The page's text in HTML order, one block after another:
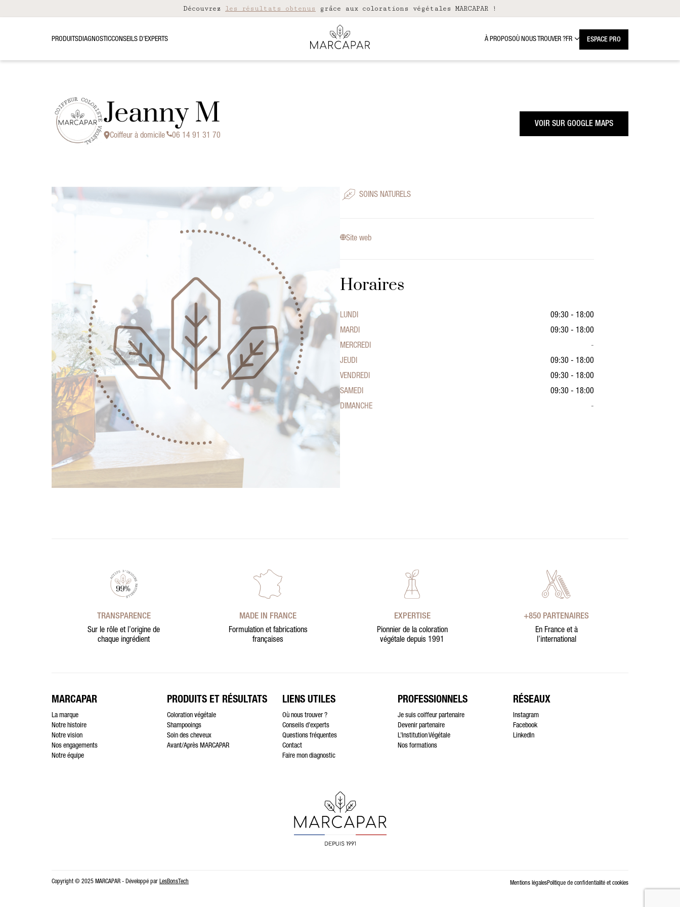
Découvrez les résultats obtenus grâce aux colorations végétales MARCAPAR !
PRODUITSDIAGNOSTICCONSEILS D’EXPERTS À PROPOSOÙ NOUS TROUVER ?FR ESPACE PRO
Jeanny M
Coiffeur à domicile 06 14 91 31 70
VOIR SUR GOOGLE MAPS
SOINS NATURELS
Site web
Horaires
LUNDI
09:30 - 18:00
MARDI
09:30 - 18:00
MERCREDI
-
JEUDI
09:30 - 18:00
VENDREDI
09:30 - 18:00
SAMEDI
09:30 - 18:00
DIMANCHE
-
TRANSPARENCE
Sur le rôle et l’origine de
chaque ingrédient
MADE IN FRANCE
Formulation et fabrications
françaises
EXPERTISE
Pionnier de la coloration
végétale depuis 1991
+850 PARTENAIRES
En France et à
l’international
MARCAPAR
La marque
Notre histoire
Notre vision
Nos engagements
Notre équipe
PRODUITS ET RÉSULTATS
Coloration végétale
Shampooings
Soin des cheveux
Avant/Après MARCAPAR
LIENS UTILES
Où nous trouver ?
Conseils d’experts
Questions fréquentes
Contact
Faire mon diagnostic
PROFESSIONNELS
Je suis coiffeur partenaire
Devenir partenaire
L’Institution Végétale
Nos formations
RÉSEAUX
Instagram
Facebook
LinkedIn
Copyright © 2025 MARCAPAR - Développé par LesBonsTech Mentions légalesPolitique de confidentialité et cookies